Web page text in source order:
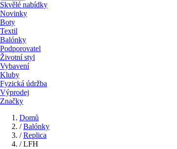
Skvělé nabídky
Novinky
Boty
Textil
Balónky
Podporovatel
Životní styl
Vybavení
Kluby
Fyzická údržba
Výprodej
Značky
Domů
/ Balónky
/ Replica
/ LFH